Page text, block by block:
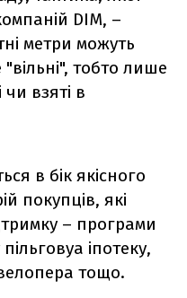
DIM, –
метри можуть
тобто лише
чи взяті в
в бік якісного
покупців, які
– програми
іпотеку,
тощо.